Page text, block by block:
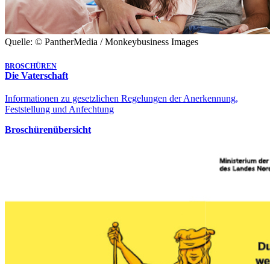
Quelle: © PantherMedia / Monkeybusiness Images
BROSCHÜREN
Die Vaterschaft
Informationen zu gesetzlichen Regelungen der Anerkennung,
Feststellung und Anfechtung
Broschürenübersicht